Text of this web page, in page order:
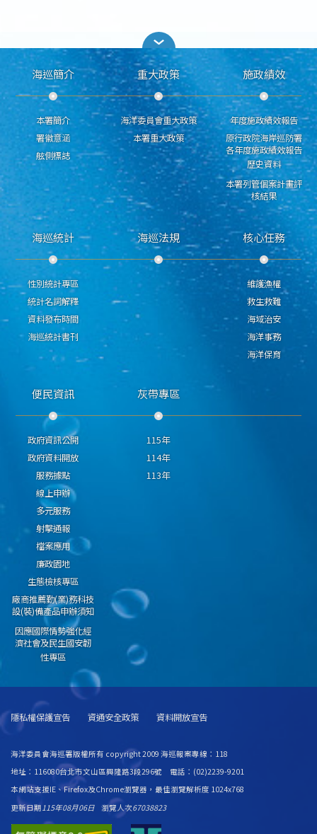
海巡簡介
本署簡介
署徽意涵
舷側標誌
重大政策
海洋委員會重大政策
本署重大政策
施政績效
年度施政績效報告
原行政院海岸巡防署
各年度施政績效報告
歷史資料
本署列管個案計畫評
核結果
海巡統計
性別統計專區
統計名詞解釋
資料發布時間
海巡統計書刊
海巡法規 核心任務
維護漁權
救生救難
海域治安
海洋事務
海洋保育
便民資訊
政府資訊公開
政府資料開放
服務據點
線上申辦
多元服務
射擊通報
檔案應用
廉政園地
生態檢核專區
廠商推薦勤(業)務科技
設(裝)備產品申辦須知
因應國際情勢強化經
濟社會及民生國安韌
性專區
灰帶專區
115年
114年
113年
隱私權保護宣告 資通安全政策 資料開放宣告
海洋委員會海巡署版權所有 copyright 2009 海巡報案專線：118
地址：116080台北市文山區興隆路3段296號 電話：(02)2239-9201
本網站支援IE、Firefox及Chrome瀏覽器，最佳瀏覽解析度 1024x768
更新日期115年08月06日 瀏覽人次67038823